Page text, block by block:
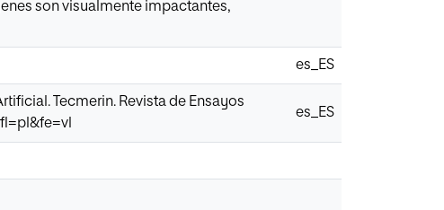
son visualmente impactantes,
es_ES
Tecmerin. Revista de Ensayos
es_ES